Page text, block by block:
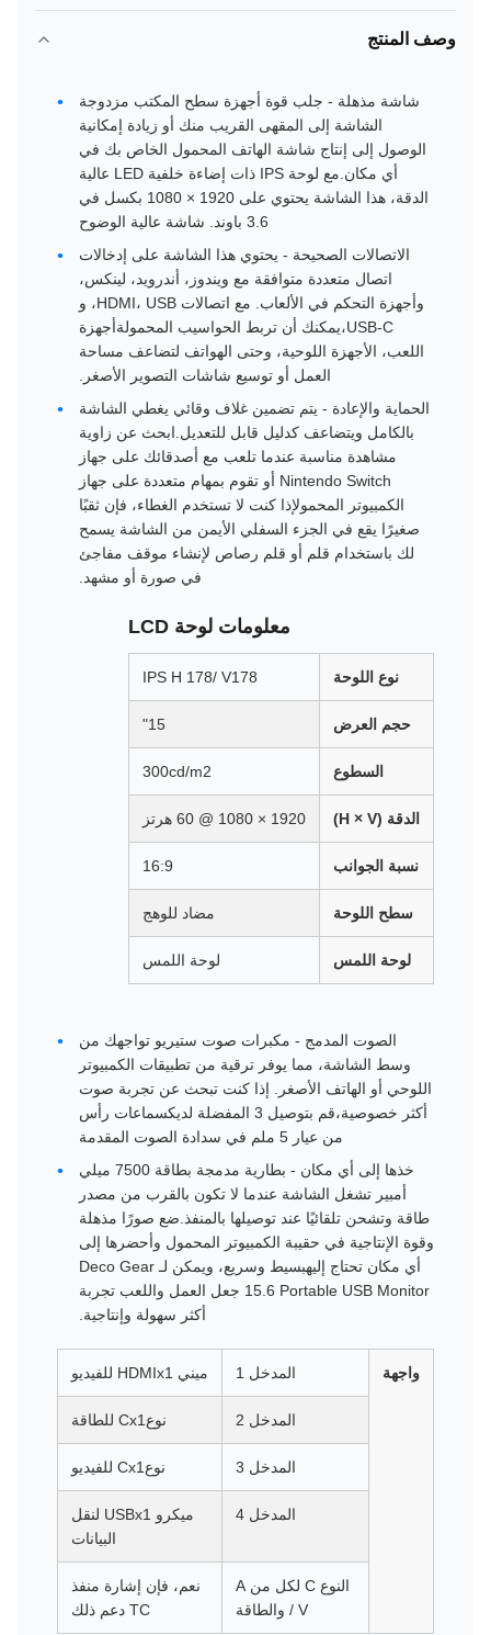
وصف المنتج
شاشة مذهلة - جلب قوة أجهزة سطح المكتب مزدوجة
الشاشة إلى المقهى القريب منك أو زيادة إمكانية
الوصول إلى إنتاج شاشة الهاتف المحمول الخاص بك في
أي مكان.مع لوحة IPS ذات إضاءة خلفية LED عالية
الدقة، هذا الشاشة يحتوي على 1920 × 1080 بكسل في
3.6 باوند. شاشة عالية الوضوح
الاتصالات الصحيحة - يحتوي هذا الشاشة على إدخالات
اتصال متعددة متوافقة مع ويندوز، أندرويد، لينكس،
وأجهزة التحكم في الألعاب. مع اتصالات HDMI، USB، و
USB-C،يمكنك أن تربط الحواسيب المحمولةأجهزة
اللعب، الأجهزة اللوحية، وحتى الهواتف لتضاعف مساحة
العمل أو توسيع شاشات التصوير الأصغر.
الحماية والإعادة - يتم تضمين غلاف وقائي يغطي الشاشة
بالكامل ويتضاعف كدليل قابل للتعديل.ابحث عن زاوية
مشاهدة مناسبة عندما تلعب مع أصدقائك على جهاز
Nintendo Switch أو تقوم بمهام متعددة على جهاز
الكمبيوتر المحمولإذا كنت لا تستخدم الغطاء، فإن ثقبًا
صغيرًا يقع في الجزء السفلي الأيمن من الشاشة يسمح
لك باستخدام قلم أو قلم رصاص لإنشاء موقف مفاجئ
في صورة أو مشهد.
معلومات لوحة LCD
نوع اللوحة IPS H 178/ V178
حجم العرض 15"
السطوع 300cd/m2
الدقة (H × V) 1920 × 1080 @ 60 هرتز
نسبة الجوانب 16:9
سطح اللوحة مضاد للوهج
لوحة اللمس لوحة اللمس
الصوت المدمج - مكبرات صوت ستيريو تواجهك من
وسط الشاشة، مما يوفر ترقية من تطبيقات الكمبيوتر
اللوحي أو الهاتف الأصغر. إذا كنت تبحث عن تجربة صوت
أكثر خصوصية،قم بتوصيل 3 المفضلة لديكسماعات رأس
من عيار 5 ملم في سدادة الصوت المقدمة
خذها إلى أي مكان - بطارية مدمجة بطاقة 7500 ميلي
أمبير تشغل الشاشة عندما لا تكون بالقرب من مصدر
طاقة وتشحن تلقائيًا عند توصيلها بالمنفذ.ضع صورًا مذهلة
وقوة الإنتاجية في حقيبة الكمبيوتر المحمول وأحضرها إلى
أي مكان تحتاج إليهبسيط وسريع، ويمكن لـ Deco Gear
15.6 Portable USB Monitor جعل العمل واللعب تجربة
أكثر سهولة وإنتاجية.
واجهة المدخل 1 ميني HDMIx1 للفيديو
المدخل 2 نوعCx1 للطاقة
المدخل 3 نوعCx1 للفيديو
المدخل 4
ميكرو USBx1 لنقل
البيانات
النوع C لكل من A
/ V والطاقة
نعم، فإن إشارة منفذ
TC دعم ذلك